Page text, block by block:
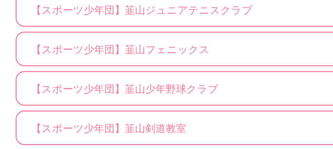
【スポーツ少年団】韮山ジュニアテニスクラブ
【スポーツ少年団】韮山フェニックス
【スポーツ少年団】韮山少年野球クラブ
【スポーツ少年団】韮山剣道教室